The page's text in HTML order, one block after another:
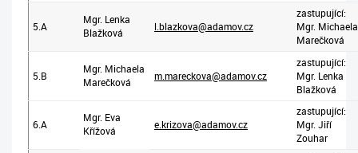
5.A
Mgr. Lenka
Blažková
l.blazkova@adamov.cz
zastupující:
Mgr. Michaela
Marečková
5.B
Mgr. Michaela
Marečková
m.mareckova@adamov.cz
zastupující:
Mgr. Lenka
Blažková
6.A
Mgr. Eva
Křížová
e.krizova@adamov.cz
zastupující:
Mgr. Jiří
Zouhar